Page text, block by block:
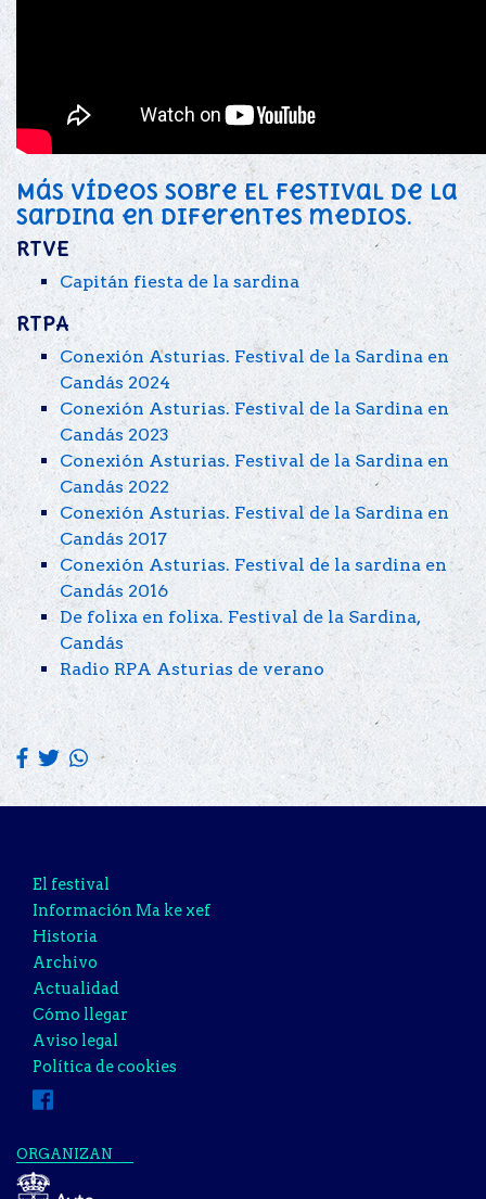
Más vídeos sobre El Festival de la
Sardina en diferentes medios.
RTVE
Capitán fiesta de la sardina
RTPA
Conexión Asturias. Festival de la Sardina en
Candás 2024
Conexión Asturias. Festival de la Sardina en
Candás 2023
Conexión Asturias. Festival de la Sardina en
Candás 2022
Conexión Asturias. Festival de la Sardina en
Candás 2017
Conexión Asturias. Festival de la sardina en
Candás 2016
De folixa en folixa. Festival de la Sardina,
Candás
Radio RPA Asturias de verano
El festival
Información Ma ke xef
Historia
Archivo
Actualidad
Cómo llegar
Aviso legal
Política de cookies
ORGANIZAN